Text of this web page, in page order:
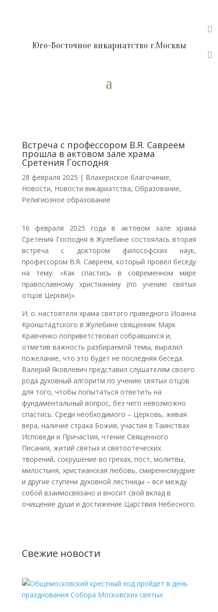


Юго-Восточное викариатство г.Москвы
Встреча с профессором В.Я. Савреем
прошла в актовом зале храма
Сретения Господня
28 февраля 2025 | Влахернское благочиние,
Новости, Новости викариатства, Образование,
Религиозное образование
16 февраля 2025 года в актовом зале храма
Сретения Господня в Жулебине состоялась вторая
встреча с доктором философских наук,
профессором В.Я. Савреем, который провел беседу
на тему: «Как спастись в современном мире
православному христианину (по учению святых
отцов Церкви)».
И. о. настоятеля храма святого праведного Иоанна
Кронштадтского в Жулебине священник Марк
Кравченко поприветствовал собравшихся и,
отметив важность разбираемой темы, выразил
пожелание, что это будет не последняя беседа.
Валерий Яковлевич представил слушателям своего
рода духовный алгоритм по учению святых отцов
для того, чтобы попытаться ответить на
фундаментальный вопрос, без чего невозможно
спастись. Среди необходимого – Церковь, живая
вера, наличие страха Божия, участия в Таинствах
Исповеди и Причастия, чтение Священного
Писания, житий святых и святоотеческих
творений, сокрушение во грехах, пост, молитвы,
милостыня, христианская любовь, смиренномудрие
и другие ступени духовной лестницы – все между
собой взаимосвязано и вносит свой вклад в
очищение души и достижение Царствия Небесного.
Свежие новости